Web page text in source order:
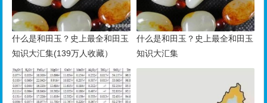
什么是和田玉？史上最全和田玉
知识大汇集(139万人收藏）
什么是和田玉？史上最全和田玉
知识大汇集